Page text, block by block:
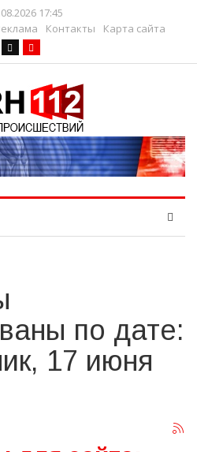
17:45
Контакты Карта сайта
по дате:
17 июня